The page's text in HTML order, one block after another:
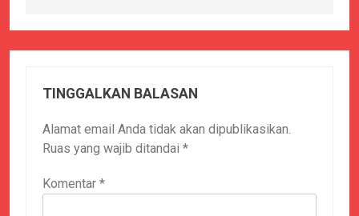
TINGGALKAN BALASAN
Alamat email Anda tidak akan dipublikasikan.
Ruas yang wajib ditandai *
Komentar *